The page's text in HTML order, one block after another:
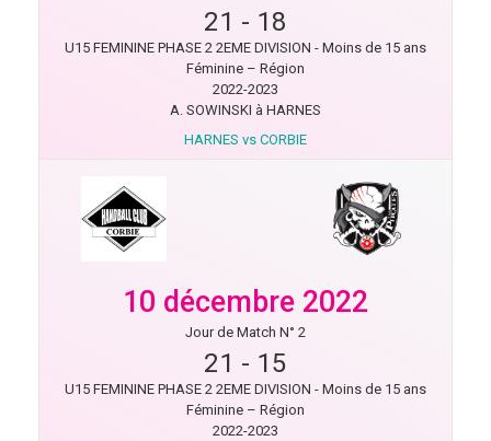
21 - 18
U15 FEMININE PHASE 2 2EME DIVISION - Moins de 15 ans
Féminine – Région
2022-2023
A. SOWINSKI à HARNES
HARNES vs CORBIE
10 décembre 2022
Jour de Match N° 2
21 - 15
U15 FEMININE PHASE 2 2EME DIVISION - Moins de 15 ans
Féminine – Région
2022-2023